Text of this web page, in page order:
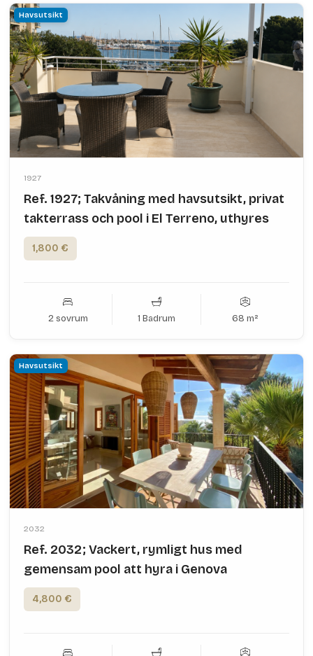
Havsutsikt
1927
Ref. 1927; Takvåning med havsutsikt, privat
takterrass och pool i El Terreno, uthyres
1,800 €
2 sovrum 1 Badrum 68 m²
Havsutsikt
2032
Ref. 2032; Vackert, rymligt hus med
gemensam pool att hyra i Genova
4,800 €